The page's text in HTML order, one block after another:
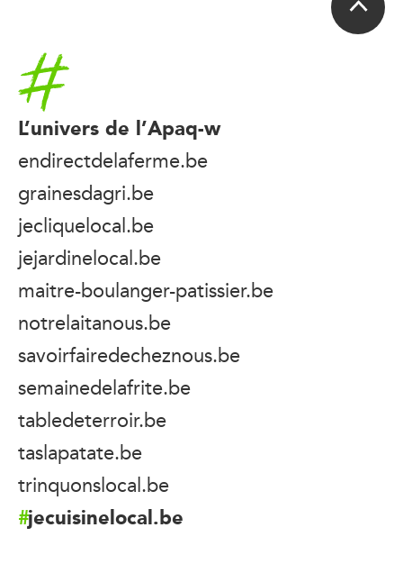
Accueil
L’univers de l’Apaq-w
endirectdelaferme.be
grainesdagri.be
jecliquelocal.be
jejardinelocal.be
maitre-boulanger-patissier.be
notrelaitanous.be
savoirfairedecheznous.be
semainedelafrite.be
tabledeterroir.be
taslapatate.be
trinquonslocal.be
jecuisinelocal.be